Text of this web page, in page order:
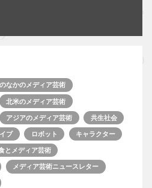
なかのメディア芸術
北米のメディア芸術
アジアのメディア芸術 共生社会
ブ ロボット キャラクター
とメディア芸術
メディア芸術ニュースレター